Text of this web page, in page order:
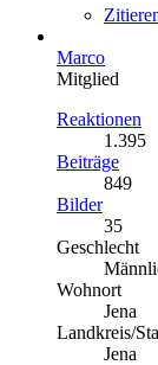
Marco
Mitglied
Reaktionen
1.395
Beiträge
849
Bilder
35
Geschlecht
Wohnort
Jena
Landkreis/
Jena